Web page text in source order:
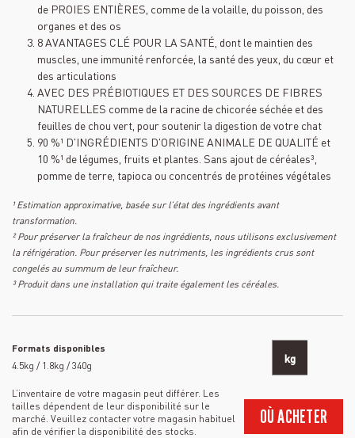
de PROIES ENTIÈRES, comme de la volaille, du poisson, des
organes et des os
8 AVANTAGES CLÉ POUR LA SANTÉ, dont le maintien des
muscles, une immunité renforcée, la santé des yeux, du cœur et
des articulations
AVEC DES PRÉBIOTIQUES ET DES SOURCES DE FIBRES
NATURELLES comme de la racine de chicorée séchée et des
feuilles de chou vert, pour soutenir la digestion de votre chat
90 %¹ D'INGRÉDIENTS D'ORIGINE ANIMALE DE QUALITÉ et
10 %¹ de légumes, fruits et plantes. Sans ajout de céréales³,
pomme de terre, tapioca ou concentrés de protéines végétales
¹ Estimation approximative, basée sur l’état des ingrédients avant
transformation.
² Pour préserver la fraîcheur de nos ingrédients, nous utilisons exclusivement
la réfrigération. Pour préserver les nutriments, les ingrédients crus sont
congelés au summum de leur fraîcheur.
³ Produit dans une installation qui traite également les céréales.
Formats disponibles
4.5kg / 1.8kg / 340g
kg
OÙ ACHETER
L’inventaire de votre magasin peut différer. Les
tailles dépendent de leur disponibilité sur le
marché. Veuillez contacter votre magasin habituel
afin de vérifier la disponibilité des stocks.